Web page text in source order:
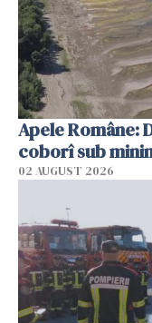
Apele Române:
coborî sub
02 AUGUST 2026